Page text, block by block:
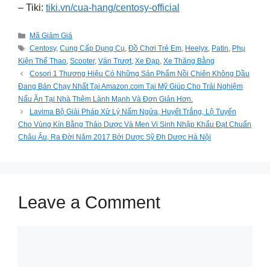
– Tiki: tiki.vn/cua-hang/centosy-official
Categories
Mã Giảm Giá
Tags
Centosy,Cung Cấp Dụng Cụ,Đồ Chơi Trẻ Em, Heelyx, Patin, Phụ
Kiện Thể Thao, Scooter, Ván Trượt, Xe Đạp, Xe Thăng Bằng
Cosori 1 Thương Hiệu Có Những Sản Phẩm Nồi Chiên Không Dầu
Đang Bán Chạy Nhất Tại Amazon.com Tại Mỹ Giúp Cho Trải Nghiệm
Nấu Ăn Tại Nhà Thêm Lành Mạnh Và Đơn Giản Hơn.
Lavima Bộ Giải Pháp Xử Lý Nấm Ngứa, Huyết Trắng, Lộ Tuyến
Cho Vùng Kín Bằng Thảo Dược Và Men Vi Sinh Nhập Khẩu Đạt Chuẩn
Châu Âu, Ra Đời Năm 2017 Bởi Dược Sỹ Đh Dược Hà Nội
Leave a Comment